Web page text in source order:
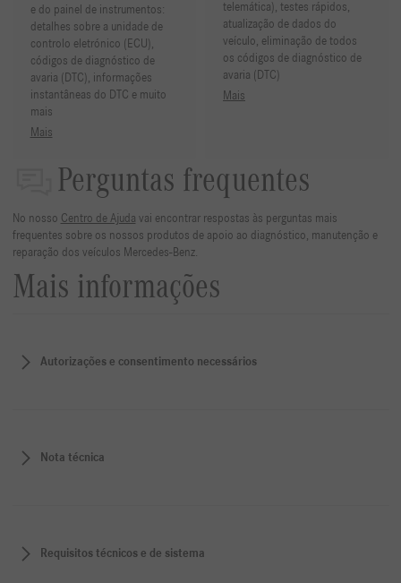
e do painel de instrumentos:
detalhes sobre a unidade de
controlo eletrónico (ECU),
códigos de diagnóstico de
avaria (DTC), informações
instantâneas do DTC e muito
mais
Mais
telemática), testes rápidos,
atualização de dados do
veículo, eliminação de todos
os códigos de diagnóstico de
avaria (DTC)
Mais
Perguntas frequentes
No nosso Centro de Ajuda vai encontrar respostas às perguntas mais
frequentes sobre os nossos produtos de apoio ao diagnóstico, manutenção e
reparação dos veículos Mercedes-Benz.
Mais informações
Autorizações e consentimento necessários
Nota técnica
Requisitos técnicos e de sistema